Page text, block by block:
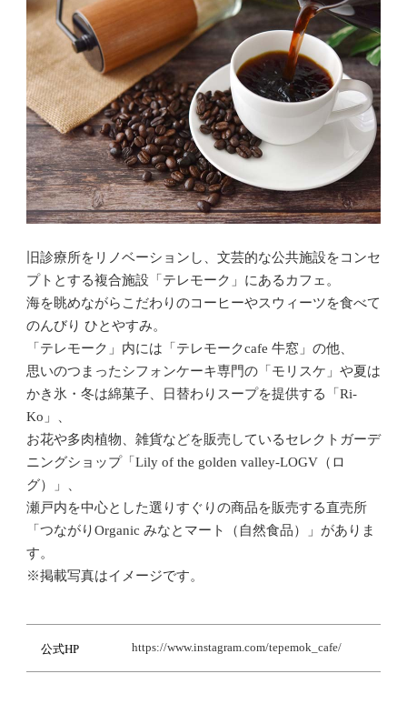
旧診療所をリノベーションし、文芸的な公共施設をコンセ
プトとする複合施設「テレモーク」にあるカフェ。
海を眺めながらこだわりのコーヒーやスウィーツを食べて
のんびり ひとやすみ。
「テレモーク」内には「テレモークcafe 牛窓」の他、
思いのつまったシフォンケーキ専門の「モリスケ」や夏は
かき氷・冬は綿菓子、日替わりスープを提供する「Ri-
Ko」、
お花や多肉植物、雑貨などを販売しているセレクトガーデ
ニングショップ「Lily of the golden valley-LOGV（ロ
グ）」、
瀬戸内を中心とした選りすぐりの商品を販売する直売所
「つながりOrganic みなとマート（自然食品）」がありま
す。
※掲載写真はイメージです。
公式HP https://www.instagram.com/tepemok_cafe/